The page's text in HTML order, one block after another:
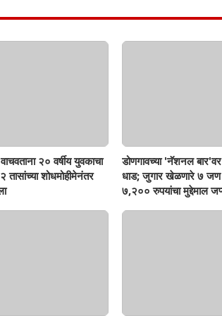
२० वर्षीय युवकाचा
तासांच्या शोधमोहीमेनंतर
डोणगावच्या 'नॅशनल बार'वर
धाड; जुगार खेळणारे ७
७,२०० रुपयांचा मुद्देमाल